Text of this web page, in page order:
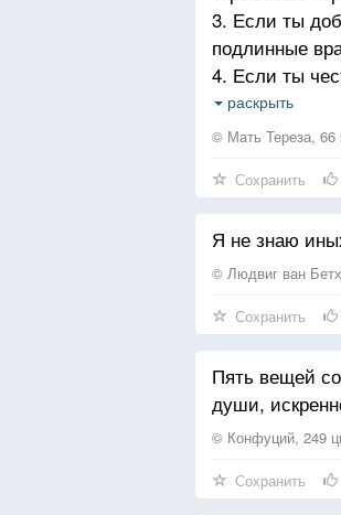
3. Если ты
подлинные
4. Если ты
и прямым.
5. То, что ты
счастливым.
7. То добро,
добро.
8. Отдай миру
9. Друг мой, в
нужно только
раскрыть
© Мать Тереза, 66
Сохранить
Я не знаю
© Людвиг ван
Сохранить
Пять вещей
души,
© Конфуций, 249
Сохранить